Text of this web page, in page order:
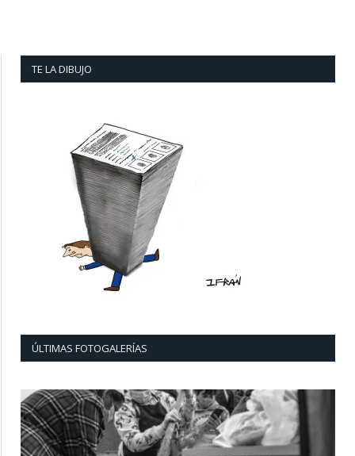
TE LA DIBUJO
ÚLTIMAS FOTOGALERÍAS